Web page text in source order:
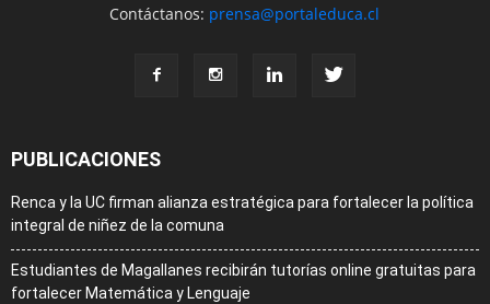
Contáctanos: prensa@portaleduca.cl
PUBLICACIONES
Renca y la UC firman alianza estratégica para fortalecer la política
integral de niñez de la comuna
Estudiantes de Magallanes recibirán tutorías online gratuitas para
fortalecer Matemática y Lenguaje